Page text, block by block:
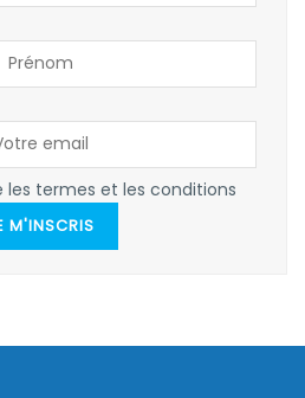
termes et les conditions
M'INSCRIS